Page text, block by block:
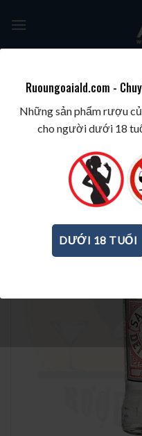
TRANG CHỦ /
Ruoungoaiald.com -
Những sản phẩm rượu
cho người dưới 18
DƯỚI 18 TUỔI